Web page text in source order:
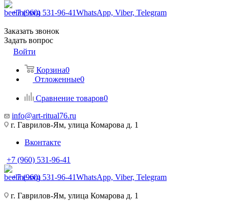
+7 (960) 531-96-41WhatsApp, Viber, Telegram
Заказать звонок
Задать вопрос
Войти
Корзина0
Отложенные0
Сравнение товаров0
info@art-ritual76.ru
г. Гаврилов-Ям, улица Комарова д. 1
Вконтакте
+7 (960) 531-96-41
+7 (960) 531-96-41WhatsApp, Viber, Telegram
г. Гаврилов-Ям, улица Комарова д. 1